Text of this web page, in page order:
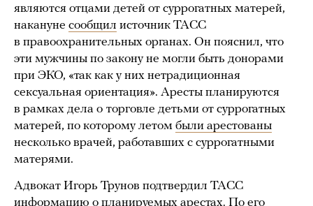
являются отцами детей от суррогатных матерей,
накануне сообщил источник ТАСС
в правоохранительных органах. Он пояснил, что
эти мужчины по закону не могли быть донорами
при ЭКО, «так как у них нетрадиционная
сексуальная ориентация». Аресты планируются
в рамках дела о торговле детьми от суррогатных
матерей, по которому летом были арестованы
несколько врачей, работавших с суррогатными
матерями.
Адвокат Игорь Трунов подтвердил ТАСС
информацию о планируемых арестах. По его